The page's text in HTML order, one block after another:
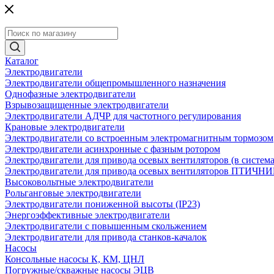
Каталог
Электродвигатели
Электродвигатели общепромышленного назначения
Однофазные электродвигатели
Взрывозащищенные электродвигатели
Электродвигатели АДЧР для частотного регулирования
Крановые электродвигатели
Электродвигатели со встроенным электромагнитным тормозом
Электродвигатели асинхронные с фазным ротором
Электродвигатели для привода осевых вентиляторов (в
Электродвигатели для привода осевых вентиляторов
Высоковольтные электродвигатели
Рольганговые электродвигатели
Электродвигатели пониженной высоты (IP23)
Энергоэффективные электродвигатели
Электродвигатели с повышенным скольжением
Электродвигатели для привода станков-качалок
Насосы
Консольные насосы К, КМ, ЦНЛ
Погружные/скважные насосы ЭЦВ